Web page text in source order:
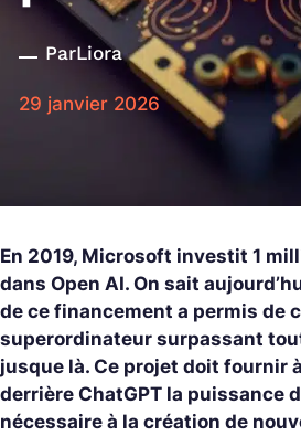
ParLiora
29 janvier 2026
En 2019, Microsoft investit 1
dans Open AI. On sait
de ce financement a permis de
superordinateur surpassant
jusque là. Ce projet doit fournir
derrière ChatGPT la puissance
nécessaire à la création de